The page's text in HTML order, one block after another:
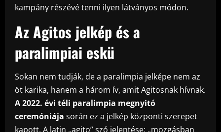
kampány részévé tenni ilyen látványos módon.
Az Agitos jelkép és a
paralimpiai eskü
Sokan nem tudják, de a paralimpia jelképe nem az
öt karika, hanem a három ív, amit Agitosnak hívnak.
A 2022. évi téli paralimpia megnyitó
ceremóniája során ez a jelkép központi szerepet
kapott. A latin „agito” szó jelentése: „mozgásban